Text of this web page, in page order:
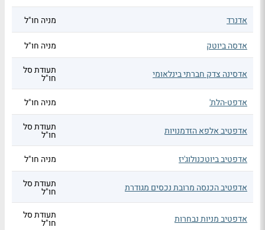
אדנרד מניה חו"ל
אדסה ביוטק מניה חו"ל
אדסינה צדק חברתי בינלאומי תעודת סל
חו"ל
אדפט-הלת'
מניה חו"ל
אדפטיב אלפא הזדמנויות תעודת סל
חו"ל
אדפטיב ביוטכנולוג'יז
מניה חו"ל
אדפטיב הכנסה מרובת נכסים מגודרת תעודת סל
חו"ל
אדפטיב מניות נבחרות תעודת סל
חו"ל